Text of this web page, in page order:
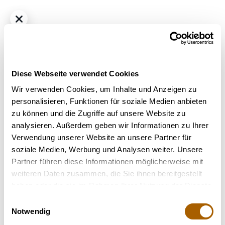
Diese Webseite verwendet Cookies
Wir verwenden Cookies, um Inhalte und Anzeigen zu
personalisieren, Funktionen für soziale Medien anbieten
zu können und die Zugriffe auf unsere Website zu
analysieren. Außerdem geben wir Informationen zu Ihrer
Verwendung unserer Website an unsere Partner für
soziale Medien, Werbung und Analysen weiter. Unsere
Partner führen diese Informationen möglicherweise mit
weiteren Daten zusammen, die Sie ihnen bereitgestellt
Notwendig
Hybrid - Indica Dominant THC22% CBD1%
420 Sungrown 22/1 CA ZRP Zour Apple
Bestrahlung: Unbestrahlt
Strain: Zour Apple
Terpene: Farnesen, Limonen, Linalool, Trans-Caryophyllen
Kopfschmerzen